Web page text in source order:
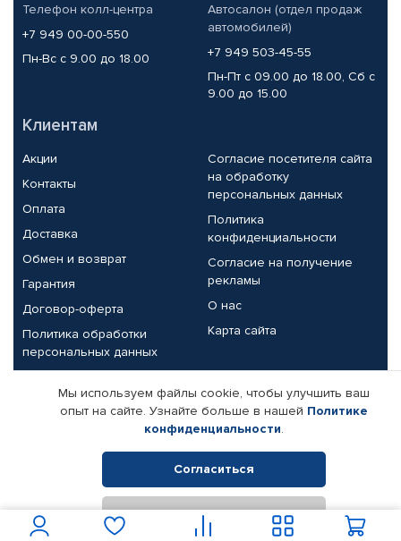
Телефон колл-центра
+7 949 00-00-550
Пн-Вс с 9.00 до 18.00
Автосалон (отдел продаж
автомобилей)
+7 949 503-45-55
Пн-Пт с 09.00 до 18.00, Сб с
9.00 до 15.00
Клиентам
Акции
Контакты
Оплата
Доставка
Обмен и возврат
Гарантия
Договор-оферта
Политика обработки
персональных данных
Согласие посетителя сайта
на обработку
персональных данных
Политика
конфиденциальности
Согласие на получение
рекламы
О нас
Карта сайта
Партнерам
Корпоративным клиентам
Поставщикам
Реквизиты компании
© КАМАЗ ЦЕНТР ДОНЕЦК, 2015-2026. Все права защищены.
Интернет-магазин автомобильных товаров Автопрофи.
Мы используем файлы cookie, чтобы улучшить ваш
опыт на сайте. Узнайте больше в нашей Политике
конфиденциальности.
Согласиться
Отклонить